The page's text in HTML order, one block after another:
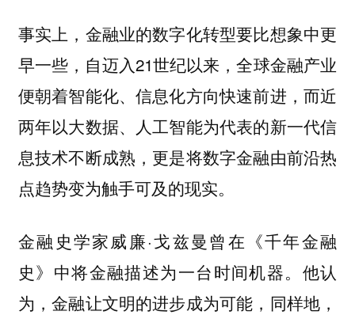
事实上，金融业的数字化转型要比想象中更
早一些，自迈入21世纪以来，全球金融产业
便朝着智能化、信息化方向快速前进，而近
两年以大数据、人工智能为代表的新一代信
息技术不断成熟，更是将数字金融由前沿热
点趋势变为触手可及的现实。
金融史学家威廉·戈兹曼曾在《千年金融
史》中将金融描述为一台时间机器。他认
为，金融让文明的进步成为可能，同样地，